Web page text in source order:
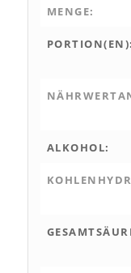
MENGE:
PORTION(EN):
ALKOHOL: